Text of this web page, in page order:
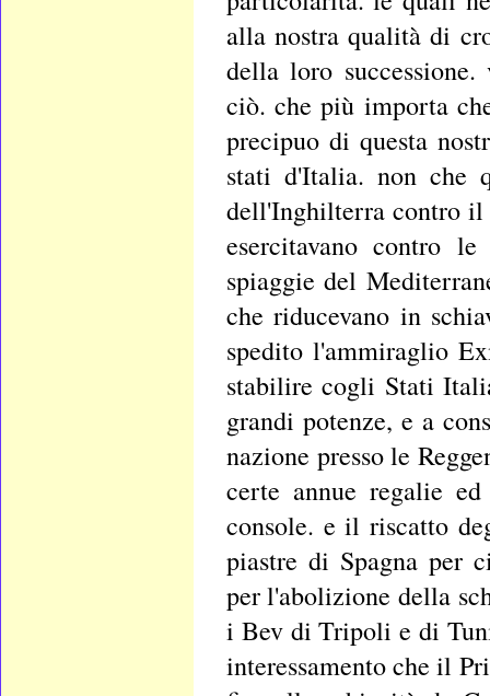
alla nostra qualità di
della loro successione.
ciò. che più importa
precipuo di questa
stati d'Italia. non che
dell'Inghilterra contro il
esercitavano contro
spiaggie del
che riducevano in
spedito l'ammiraglio
stabilire cogli Stati
grandi potenze, e a
nazione presso le
certe annue regalie
console. e il riscatto
piastre di Spagna per
per l'abolizione della
i Bev di Tripoli e di
interessamento che il